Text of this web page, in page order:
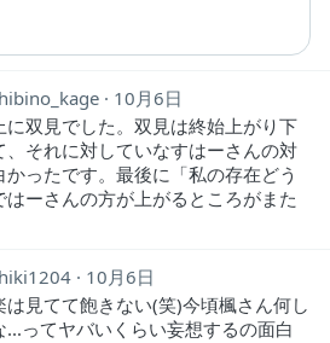
10月6日
に双見でした。双見は終始上がり下
、それに対していなすはーさんの対
ったです。最後に「私の存在どう
はーさんの方が上がるところがまた
10月6日
見てて飽きない(笑)今頃楓さん何し
ってヤバいくらい妄想するの面白